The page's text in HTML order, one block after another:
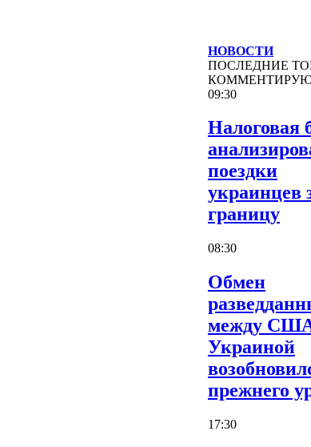
НОВОСТИ
ПОСЛЕДНИЕ
09:30
Налоговая
поездки
украинцев
границу
08:30
Обмен
между
Украиной
прежнего
17:30